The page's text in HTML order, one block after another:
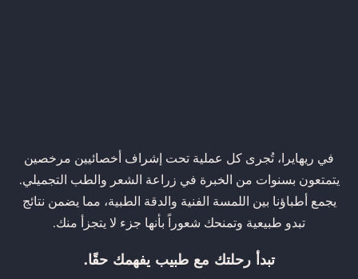
في ريهايرا، تُجرى كل عملية تحت إشراف أخصائيين مرخصين
يتمتعون بسنوات من الخبرة في زراعة الشعر والطب التجميلي.
يجمع أطباؤنا بين اللمسة الفنية والدقة الطبية، مما يضمن نتائج
تبدو طبيعية وتمنحك شعوراً بأنها جزء لا يتجزأ منك.
تبدأ رحلتك مع طبيب يفهمك حقًا.